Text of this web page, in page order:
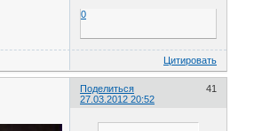
0
Цитировать
Поделиться
41
27.03.2012 20:52